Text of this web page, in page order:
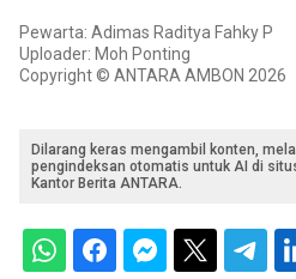
Pewarta: Adimas Raditya Fahky P
Uploader: Moh Ponting
Copyright © ANTARA AMBON 2026
Dilarang keras mengambil konten,
pengindeksan otomatis untuk AI di
Kantor Berita ANTARA.